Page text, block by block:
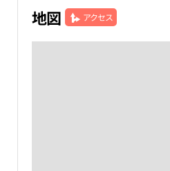
地図 アクセス